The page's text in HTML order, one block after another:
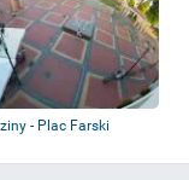
- Plac Farski